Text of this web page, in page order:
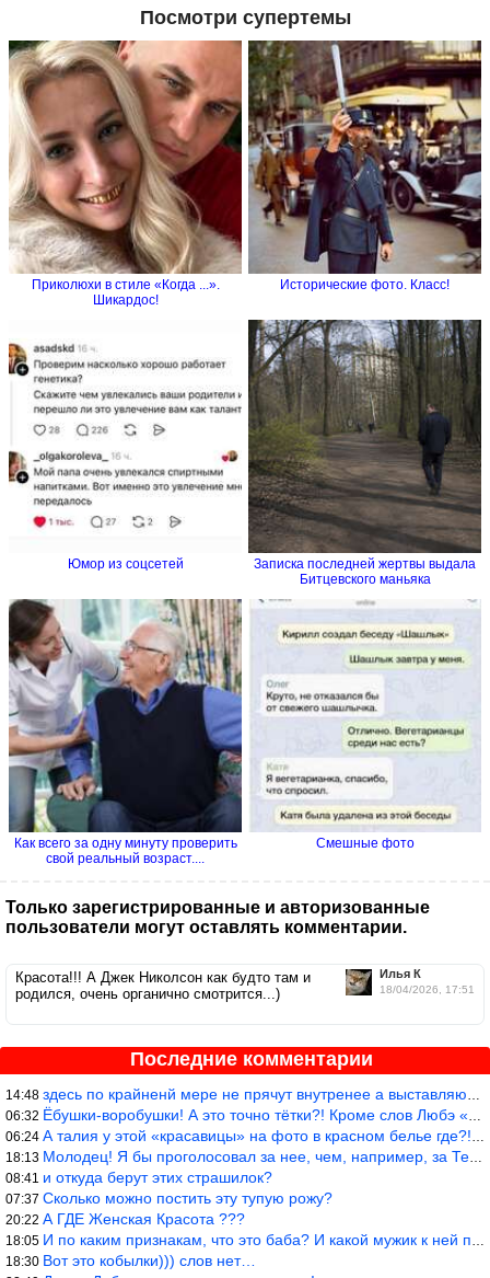
Посмотри супертемы
Приколюхи в стиле «Когда ...».
Шикардос!
Исторические фото. Класс!
Юмор из соцсетей
Записка последней жертвы выдала
Битцевского маньяка
Как всего за одну минуту проверить
свой реальный возраст....
Смешные фото
Только зарегистрированные и авторизованные
пользователи могут оставлять комментарии.
Илья К
18/04/2026, 17:51
Красота!!! А Джек Николсон как будто там и
родился, очень органично смотрится...)
Последние комментарии
14:48 здесь по крайненй мере не прячут внутренее а выставляют напоказ,
06:32 Ёбушки-воробушки! А это точно тётки?! Кроме слов Любэ «ты агрега
06:24 А талия у этой «красавицы» на фото в красном белье где?!)))
18:13 Молодец! Я бы проголосовал за нее, чем, например, за Терешкову!
08:41 и откуда берут этих страшилок?
07:37 Сколько можно постить эту тупую рожу?
20:22 А ГДЕ Женская Красота ???
18:05 И по каким признакам, что это баба? И какой мужик к ней приблизи
18:30 Вот это кобылки))) слов нет…